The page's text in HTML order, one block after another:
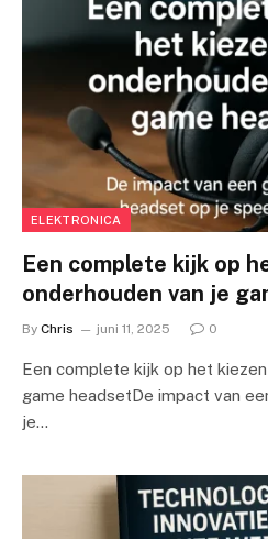
ELEKTRONICA
Een complete kijk op
onderhouden van je
By Chris juni 11, 2025 0
Een complete kijk op het
game headsetDe impact van
je…